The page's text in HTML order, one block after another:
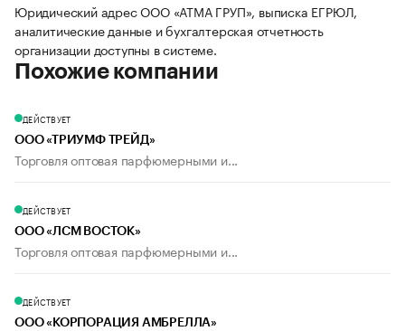
Юридический адрес ООО «АТМА ГРУП», выписка ЕГРЮЛ,
аналитические данные и бухгалтерская отчетность
организации доступны в системе.
Похожие компании
ДЕЙСТВУЕТ
ООО «ТРИУМФ ТРЕЙД»
Торговля оптовая парфюмерными и...
ДЕЙСТВУЕТ
ООО «ЛСМ ВОСТОК»
Торговля оптовая парфюмерными и...
ДЕЙСТВУЕТ
ООО «КОРПОРАЦИЯ АМБРЕЛЛА»